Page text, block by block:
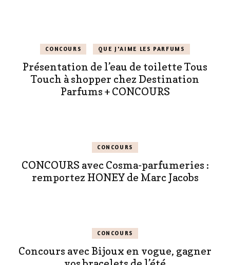
CONCOURS QUE J'AIME LES PARFUMS
Présentation de l’eau de toilette Tous
Touch à shopper chez Destination
Parfums + CONCOURS
CONCOURS
CONCOURS avec Cosma-parfumeries :
remportez HONEY de Marc Jacobs
CONCOURS
Concours avec Bijoux en vogue, gagner